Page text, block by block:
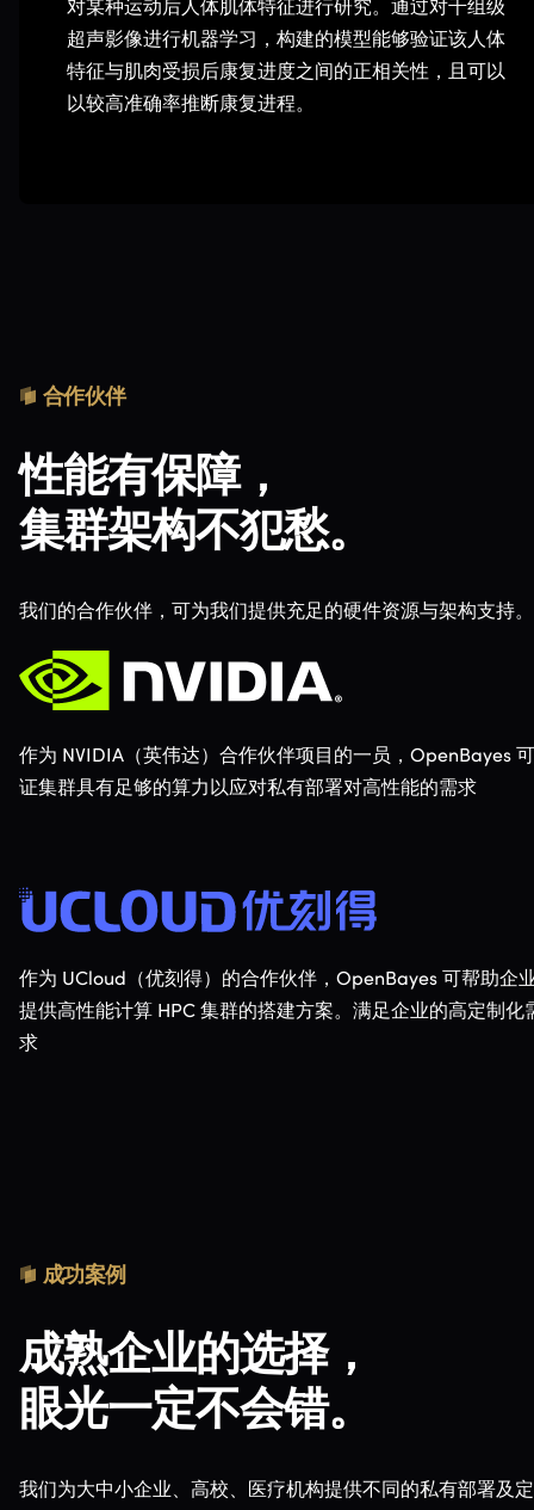
对某种运动后人体肌体特征进行研究。通过对千组级
超声影像进行机器学习，构建的模型能够验证该人体
特征与肌肉受损后康复进度之间的正相关性，且可以
以较高准确率推断康复进程。
合作伙伴
性能有保障，
集群架构不犯愁。
我们的合作伙伴，可为我们提供充足的硬件资源与架构支持。
作为 NVIDIA（英伟达）合作伙伴项目的一员，OpenBayes
证集群具有足够的算力以应对私有部署对高性能的需求
作为 UCloud（优刻得）的合作伙伴，OpenBayes 可帮助企
提供高性能计算 HPC 集群的搭建方案。满足企业的高定制化
求
成功案例
成熟企业的选择，
眼光一定不会错。
我们为大中小企业、高校、医疗机构提供不同的私有部署及